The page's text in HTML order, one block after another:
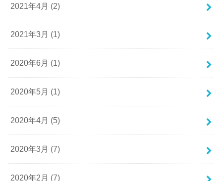
2021年4月 (2)
2021年3月 (1)
2020年6月 (1)
2020年5月 (1)
2020年4月 (5)
2020年3月 (7)
2020年2月 (7)